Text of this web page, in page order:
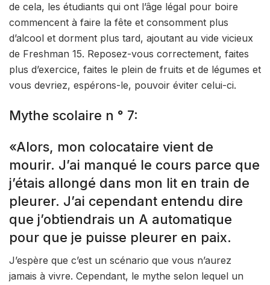
de cela, les étudiants qui ont l’âge légal pour boire
commencent à faire la fête et consomment plus
d’alcool et dorment plus tard, ajoutant au vide vicieux
de Freshman 15. Reposez-vous correctement, faites
plus d’exercice, faites le plein de fruits et de légumes et
vous devriez, espérons-le, pouvoir éviter celui-ci.
Mythe scolaire n ° 7:
«Alors, mon colocataire vient de
mourir. J’ai manqué le cours parce que
j’étais allongé dans mon lit en train de
pleurer. J’ai cependant entendu dire
que j’obtiendrais un A automatique
pour que je puisse pleurer en paix.
J’espère que c’est un scénario que vous n’aurez
jamais à vivre. Cependant, le mythe selon lequel un